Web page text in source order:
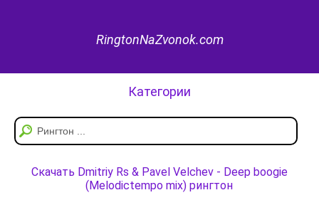
RingtonNaZvonok.com
Категории
Скачать Dmitriy Rs & Pavel Velchev - Deep boogie
(Melodictempo mix) рингтон